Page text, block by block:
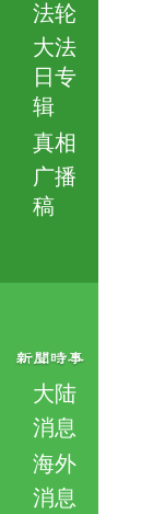
法轮
大法
日专
辑
真相
广播
稿
大陆
消息
海外
消息